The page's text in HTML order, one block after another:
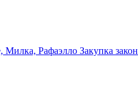
Рафаэлло Закупка